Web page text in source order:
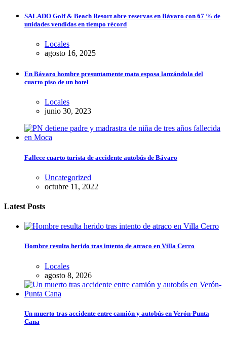
SALADO Golf & Beach Resort abre reservas en Bávaro con 67 % de
unidades vendidas en tiempo récord
Locales
agosto 16, 2025
En Bávaro hombre presuntamente mata esposa lanzándola del
cuarto piso de un hotel
Locales
junio 30, 2023
Fallece cuarto turista de accidente autobús de Bávaro
Uncategorized
octubre 11, 2022
Latest Posts
Hombre resulta herido tras intento de atraco en Villa Cerro
Locales
agosto 8, 2026
Un muerto tras accidente entre camión y autobús en Verón-Punta
Cana